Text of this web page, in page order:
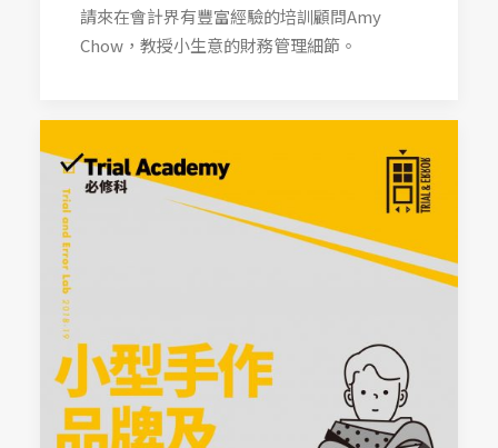
請來在會計界有豐富經驗的培訓顧問Amy
Chow，教授小生意的財務管理細節。